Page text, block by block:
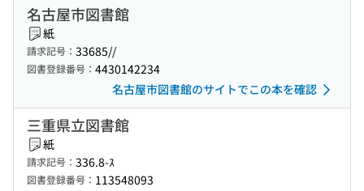
名古屋市図書館
紙
請求記号： 33685//
図書登録番号： 4430142234
名古屋市図書館のサイトでこの本を確認
三重県立図書館
紙
請求記号： 336.8-ｽ
図書登録番号： 113548093